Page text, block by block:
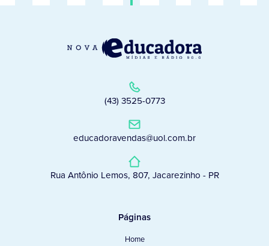
(43) 3525-0773
educadoravendas@uol.com.br
Rua Antônio Lemos, 807, Jacarezinho - PR
Páginas
Home